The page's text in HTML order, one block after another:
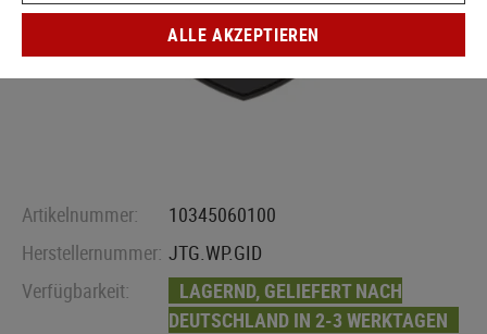
Artikelnummer:
10345060100
Herstellernummer: JTG.WP.GID
Verfügbarkeit:
LAGERND, GELIEFERT NACH
DEUTSCHLAND IN 2-3 WERKTAGEN
ALLE AKZEPTIEREN